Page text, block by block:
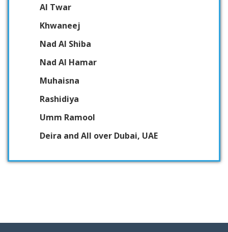
Al Twar
Khwaneej
Nad Al Shiba
Nad Al Hamar
Muhaisna
Rashidiya
Umm Ramool
Deira and All over Dubai, UAE